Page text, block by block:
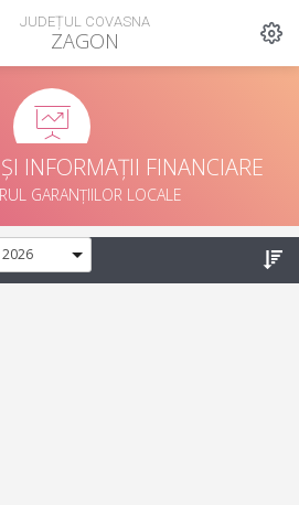
JUDEȚUL COVASNA
ZAGON
INFORMAȚII FINANCIARE
GARANȚIILOR LOCALE